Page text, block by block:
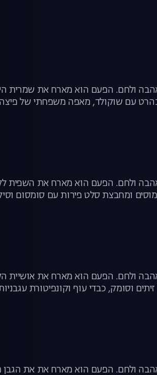
ולחם. הפעם הוא מארח את שמרית
עם שוקולד, מאפה משפחתי של
תומר בלס, מלך
ומחבצת סלט פירות עם סומסום
ולחם. הפעם הוא מארח את אושיית
וסומק, כבדי עוף וקונפיטורת
ולחם. הפעם הוא מארח את את הגבן